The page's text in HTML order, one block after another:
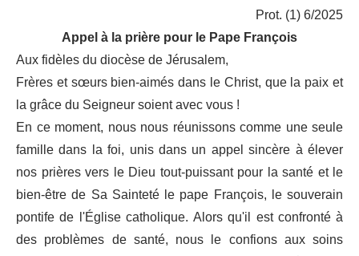
Prot. (1) 6/2025
Appel à la prière pour le Pape François
Aux fidèles du diocèse de Jérusalem,
Frères et sœurs bien-aimés dans le Christ, que la paix et
la grâce du Seigneur soient avec vous !
En ce moment, nous nous réunissons comme une seule
famille dans la foi, unis dans un appel sincère à élever
nos prières vers le Dieu tout-puissant pour la santé et le
bien-être de Sa Sainteté le pape François, le souverain
pontife de l'Église catholique. Alors qu'il est confronté à
des problèmes de santé, nous le confions aux soins